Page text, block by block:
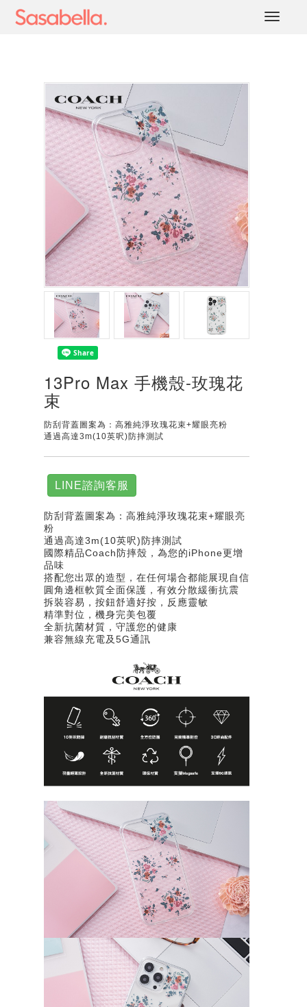
13Pro Max 手機殼-玫瑰花
束
防刮背蓋圖案為：高雅純淨玫瑰花束+耀眼亮粉
通過高達3m(10英呎)防摔測試
LINE諮詢客服
防刮背蓋圖案為：高雅純淨玫瑰花束+耀眼亮
粉
通過高達3m(10英呎)防摔測試
國際精品Coach防摔殼，為您的iPhone更增
品味
搭配您出眾的造型，在任何場合都能展現自信
圓角邊框軟質全面保護，有效分散緩衝抗震
拆裝容易，按鈕舒適好按，反應靈敏
精準對位，機身完美包覆
全新抗菌材質，守護您的健康
兼容無線充電及5G通訊